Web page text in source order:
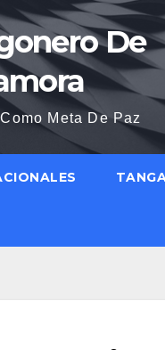
De
Meta De Paz